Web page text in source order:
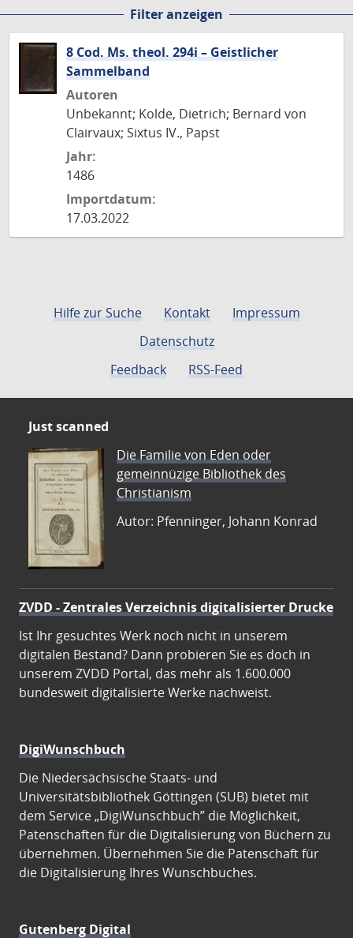
Filter anzeigen
8 Cod. Ms. theol. 294i – Geistlicher
Sammelband
Autoren
Unbekannt; Kolde, Dietrich; Bernard von
Clairvaux; Sixtus IV., Papst
Jahr:
1486
Importdatum:
17.03.2022
Hilfe zur Suche Kontakt
Impressum
Datenschutz
Feedback
RSS-Feed
Just scanned
Die Familie von Eden oder
gemeinnüzige Bibliothek des
Christianism
Autor: Pfenninger, Johann Konrad
ZVDD - Zentrales Verzeichnis digitalisierter Drucke
Ist Ihr gesuchtes Werk noch nicht in unserem
digitalen Bestand? Dann probieren Sie es doch in
unserem ZVDD Portal, das mehr als 1.600.000
bundesweit digitalisierte Werke nachweist.
DigiWunschbuch
Die Niedersächsische Staats- und
Universitätsbibliothek Göttingen (SUB) bietet mit
dem Service „DigiWunschbuch” die Möglichkeit,
Patenschaften für die Digitalisierung von Büchern zu
übernehmen. Übernehmen Sie die Patenschaft für
die Digitalisierung Ihres Wunschbuches.
Gutenberg Digital